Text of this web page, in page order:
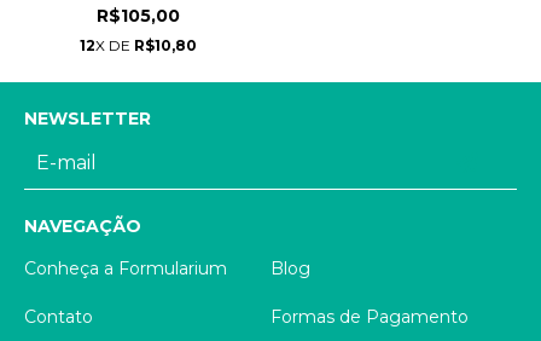
R$105,00
12X DE R$10,80
NEWSLETTER
NAVEGAÇÃO
Conheça a Formularium
Blog
Contato Formas de Pagamento